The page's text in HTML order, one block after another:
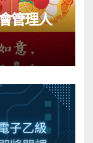
管理人